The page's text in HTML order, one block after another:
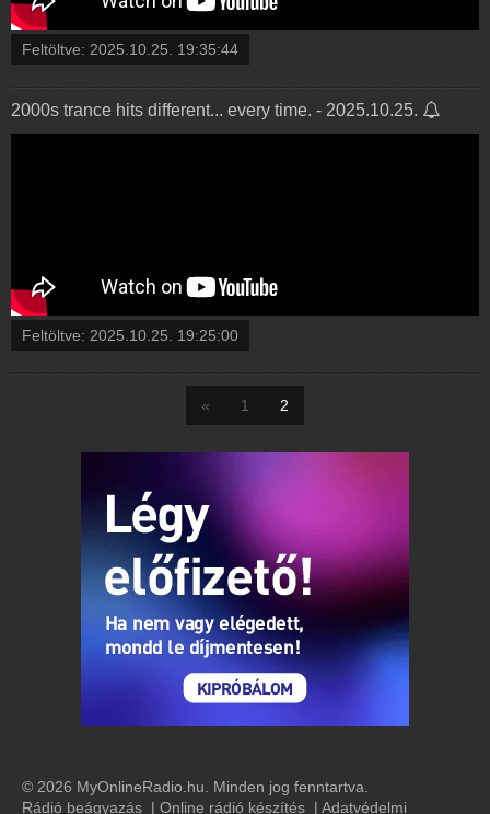
Feltöltve: 2025.10.25. 19:35:44
2000s trance hits different... every time. - 2025.10.25.
Feltöltve: 2025.10.25. 19:25:00
« 1 2
© 2026 MyOnlineRadio.hu. Minden jog fenntartva.
Rádió beágyazás | Online rádió készítés | Adatvédelmi